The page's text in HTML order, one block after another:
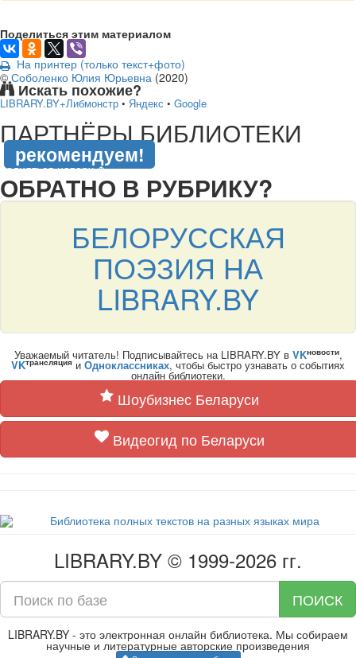
Поделиться этим материалом
На принтер (только текст+фото)
©Соболенко Юлия Юрьевна (2020)
Искать похожие?
LIBRARY.BY+Либмонстр • Яндекс • Google
ПАРТНЁРЫ БИБЛИОТЕКИ
рекомендуем!
подняться наверх ↑
ОБРАТНО В РУБРИКУ?
БЕЛОРУССКАЯ
ПОЭЗИЯ НА
LIBRARY.BY
Уважаемый читатель! Подписывайтесь на LIBRARY.BY в VKновости,
VKтрансляция и Одноклассниках, чтобы быстро узнавать о событиях
онлайн библиотеки.
Шоубизнес Беларуси
Видеогид по Беларуси
LIBRARY.BY © 1999-2026 гг.
ПОИСК
LIBRARY.BY - это электронная онлайн библиотека. Мы собираем
научные и литературные авторские произведения